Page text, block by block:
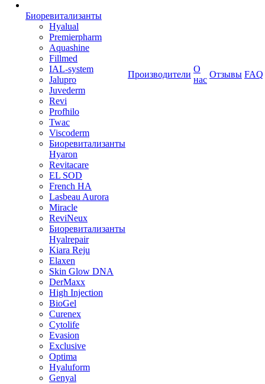
Биоревитализанты
Hyalual
Premierpharm
Aquashine
Fillmed
IAL-system
Jalupro
Juvederm
Revi
Profhilo
Twac
Viscoderm
Биоревитализанты
Hyaron
Revitacare
EL SOD
French HA
Lasbeau Aurora
Miracle
ReviNeux
Биоревитализанты
Hyalrepair
Kiara Reju
Elaxen
Skin Glow DNA
DerMaxx
High Injection
BioGel
Curenex
Cytolife
Evasion
Exclusive
Optima
Hyaluform
Genyal
Производители
О
нас
Отзывы FAQ